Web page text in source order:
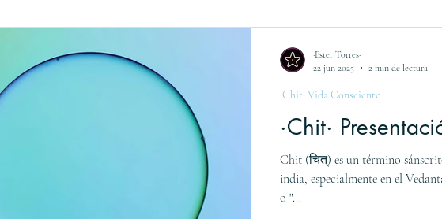
·Chit·
Chit (चित्) es un término
india, especialmente en el
o "...
·Chit· Vida Consciente
·Ester Torres·
22 jun 2025
2 min de lectura